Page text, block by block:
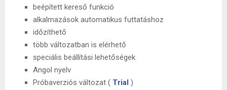
beépített kereső funkció
alkalmazások automatikus futtatáshoz
időzíthető
több változatban is elérhető
speciális beállítási lehetőségek
Angol nyelv
Próbaverziós változat ( Trial )